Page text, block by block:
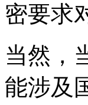
密要求
当然，
能涉及